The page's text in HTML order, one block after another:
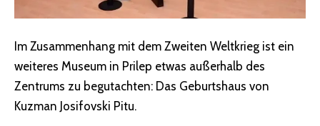
Im Zusammenhang mit dem Zweiten Weltkrieg ist ein
weiteres Museum in Prilep etwas außerhalb des
Zentrums zu begutachten: Das Geburtshaus von
Kuzman Josifovski Pitu.